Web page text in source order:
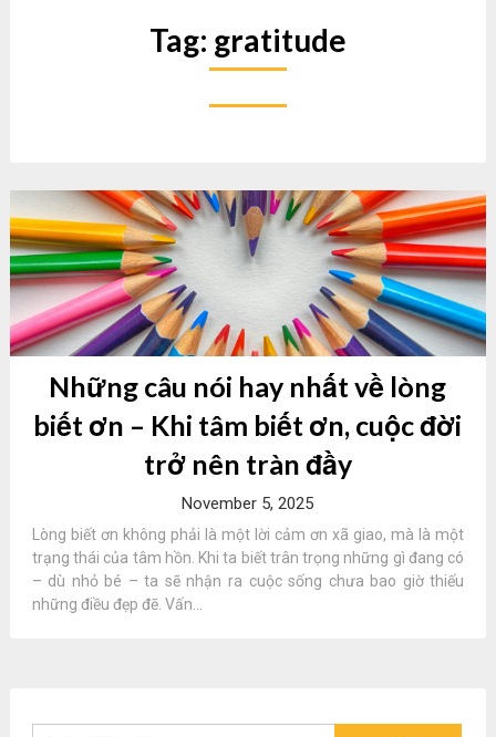
Tag: gratitude
Những câu nói hay nhất về lòng
biết ơn – Khi tâm biết ơn, cuộc đời
trở nên tràn đầy
November 5, 2025
Lòng biết ơn không phải là một lời cảm ơn xã giao, mà là một
trạng thái của tâm hồn. Khi ta biết trân trọng những gì đang có
– dù nhỏ bé – ta sẽ nhận ra cuộc sống chưa bao giờ thiếu
những điều đẹp đẽ. Vấn...